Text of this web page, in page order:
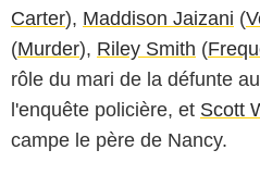
Carter), Maddison Jaizani (
(Murder), Riley Smith (
rôle du mari de la défunte
l'enquête policière, et Scott
campe le père de Nancy.